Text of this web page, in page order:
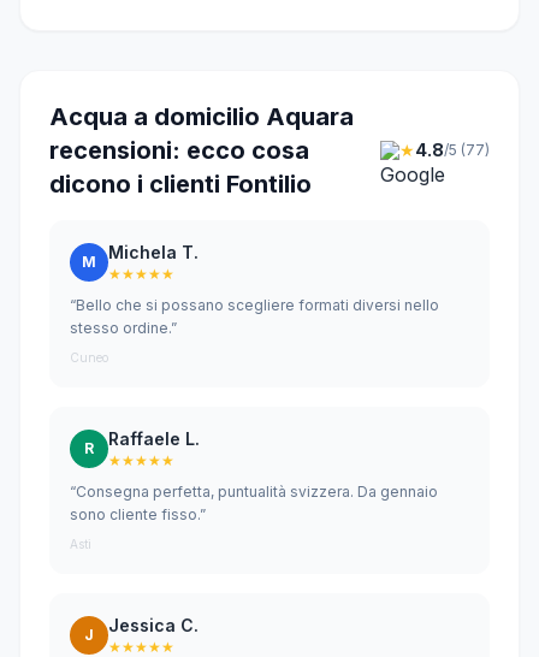
Acqua a domicilio Aquara
recensioni: ecco cosa
dicono i clienti Fontilio
★4.8/5 (77)
M Michela T.
★★★★★
“Bello che si possano scegliere formati diversi nello
stesso ordine.”
Cuneo
R Raffaele L.
★★★★★
“Consegna perfetta, puntualità svizzera. Da gennaio
sono cliente fisso.”
Asti
J Jessica C.
★★★★★